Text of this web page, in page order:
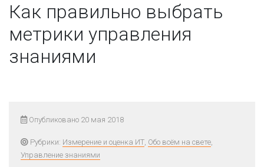
Как правильно выбрать
метрики управления
знаниями
Опубликовано 20 мая 2018
Рубрики: Измерение и оценка ИТ, Обо всём на свете,
Управление знаниями